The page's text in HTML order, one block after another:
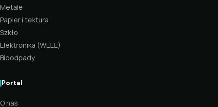
Metale
Papier i tektura
Szkło
Elektronika (WEEE)
Bioodpady
Portal
O nas